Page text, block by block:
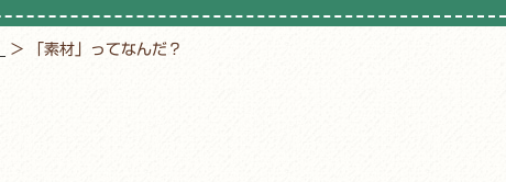
> 「素材」ってなんだ？